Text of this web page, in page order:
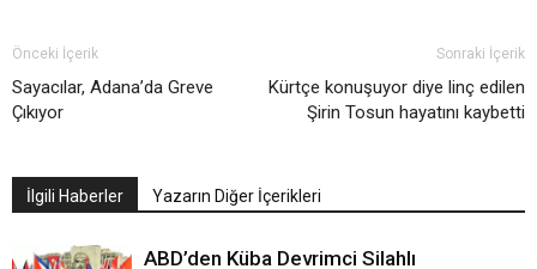
Önceki İçerik
Sayacılar, Adana’da Greve
Çıkıyor
Sonraki İçerik
Kürtçe konuşuyor diye linç edilen
Şirin Tosun hayatını kaybetti
İlgili Haberler Yazarın Diğer İçerikleri
ABD’den Küba Devrimci Silahlı